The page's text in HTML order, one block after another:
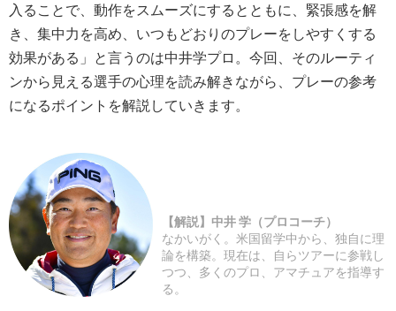
入ることで、動作をスムーズにするとともに、緊張感を解
き、集中力を高め、いつもどおりのプレーをしやすくする
効果がある」と言うのは中井学プロ。今回、そのルーティ
ンから見える選手の心理を読み解きながら、プレーの参考
になるポイントを解説していきます。
【解説】中井 学（プロコーチ）
なかいがく。米国留学中から、独自に理
論を構築。現在は、自らツアーに参戦し
つつ、多くのプロ、アマチュアを指導す
る。